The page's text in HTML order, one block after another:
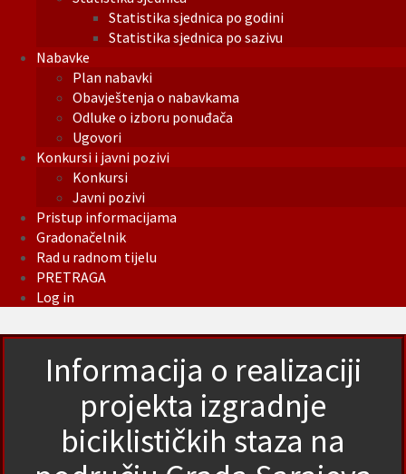
Statistika sjednica po godini
Statistika sjednica po sazivu
Nabavke
Plan nabavki
Obavještenja o nabavkama
Odluke o izboru ponuđača
Ugovori
Konkursi i javni pozivi
Konkursi
Javni pozivi
Pristup informacijama
Gradonačelnik
Rad u radnom tijelu
PRETRAGA
Log in
Informacija o realizaciji
projekta izgradnje
biciklističkih staza na